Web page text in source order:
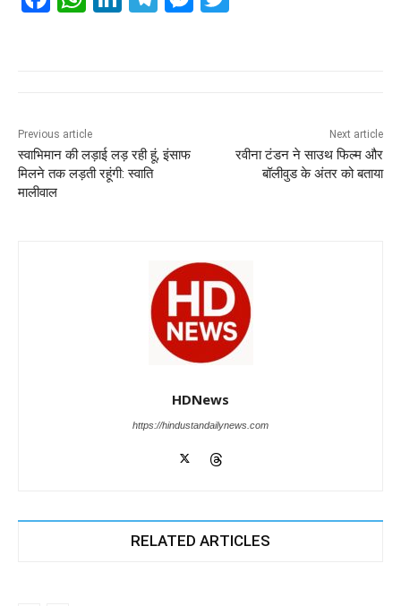
o
o
k
p
p
n
m
Previous article
स्वाभिमान की लड़ाई लड़ रही हूं, इंसाफ
मिलने तक लड़ती रहूंगी: स्वाति
मालीवाल
Next article
रवीना टंडन ने साउथ फिल्म और
बॉलीवुड के अंतर को बताया
HDNews
https://hindustandailynews.com
RELATED ARTICLES